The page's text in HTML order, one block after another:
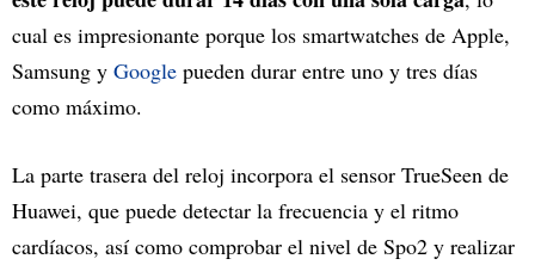
cual es impresionante porque los smartwatches de Apple,
Samsung y Google pueden durar entre uno y tres días
como máximo.
La parte trasera del reloj incorpora el sensor TrueSeen de
Huawei, que puede detectar la frecuencia y el ritmo
cardíacos, así como comprobar el nivel de Spo2 y realizar